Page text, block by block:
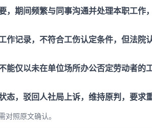
期间频繁与同事沟通并处理本职工作
作记录，不符合工伤认定条件，但法院
能仅以未在单位场所办公否定劳动者的
，驳回人社局上诉，维持原判，要求
对照原文确认。